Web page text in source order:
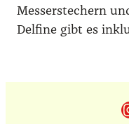
Messerstechern
Delfine gibt es